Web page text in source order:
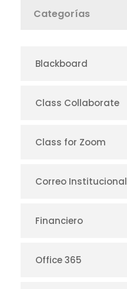
Categorías
Blackboard
Class Collaborate
Class for Zoom
Correo Institucional
Financiero
Office 365